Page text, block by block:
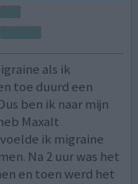
als ik
toe duurd een
ben ik naar mijn
Maxalt
ik migraine
Na 2 uur was het
en toen werd het